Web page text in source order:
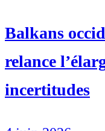
Balkans
relance
incertitudes